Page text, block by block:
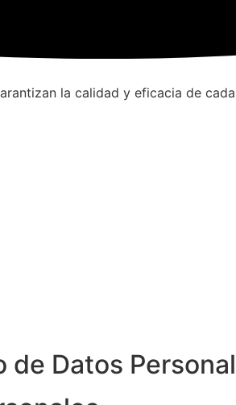
la calidad y eficacia de
de Datos